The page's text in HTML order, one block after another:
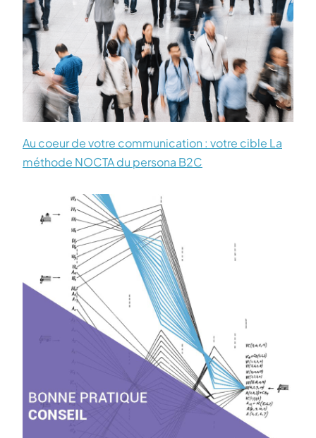
Au coeur de votre communication : votre cible La
méthode NOCTA du persona B2C